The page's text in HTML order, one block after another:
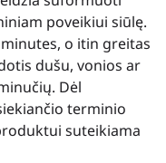
poveikiui siūlę.
o itin greitas
dušu, vonios ar
Dėl
terminio
suteikiama